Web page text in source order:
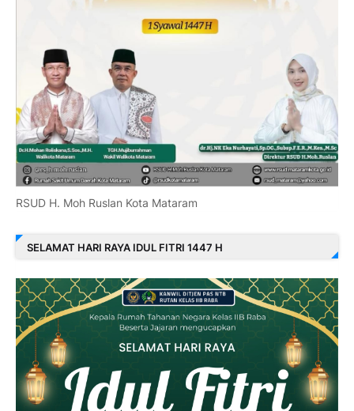
RSUD H. Moh Ruslan Kota Mataram
SELAMAT HARI RAYA IDUL FITRI 1447 H